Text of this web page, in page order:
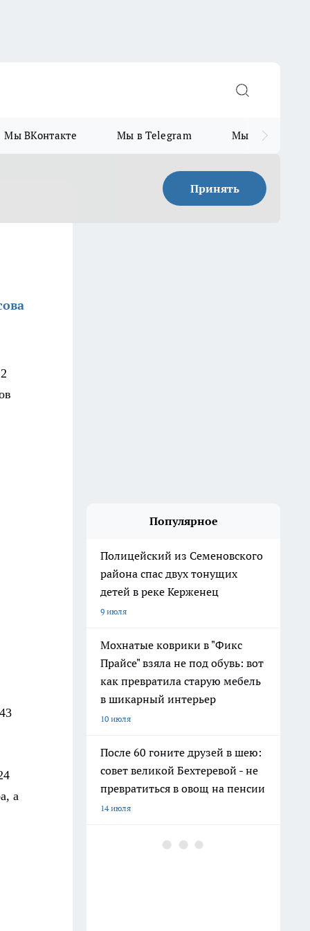
Мы ВКонтакте Мы в Telegram Мы в MAX
Принять
а
Популярное
Полицейский из Семеновского
района спас двух тонущих
детей в реке Керженец
9 июля
Мохнатые коврики в "Фикс
Прайсе" взяла не под обувь: вот
как превратила старую мебель
в шикарный интерьер
10 июля
После 60 гоните друзей в шею:
совет великой Бехтеревой - не
превратиться в овощ на пенсии
14 июля
Шоколад, достойный короны: